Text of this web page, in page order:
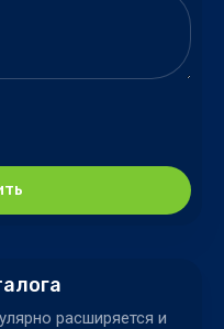
расширяется и